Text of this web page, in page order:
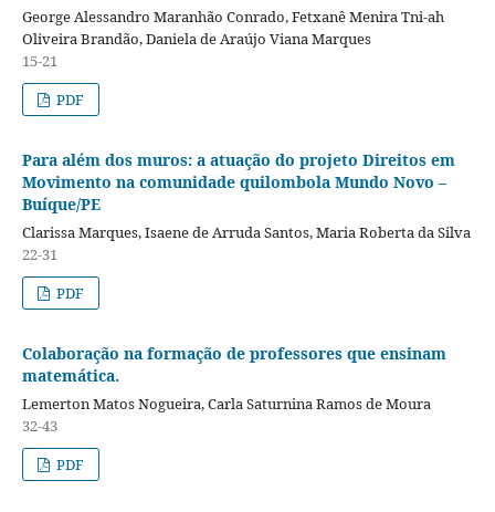
George Alessandro Maranhão Conrado, Fetxanê Menira Tni-ah
Oliveira Brandão, Daniela de Araújo Viana Marques
15-21
PDF
Para além dos muros: a atuação do projeto Direitos em
Movimento na comunidade quilombola Mundo Novo –
Buíque/PE
Clarissa Marques, Isaene de Arruda Santos, Maria Roberta da Silva
22-31
PDF
Colaboração na formação de professores que ensinam
matemática.
Lemerton Matos Nogueira, Carla Saturnina Ramos de Moura
32-43
PDF